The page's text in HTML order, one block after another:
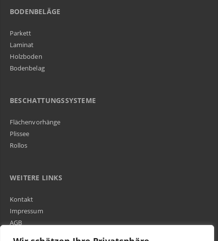
BODENBELÄGE
Parkett
Laminat
Holzboden
Bodenbelag
BESCHATTUNGSSYSTEME
Flächenvorhänge
Plissee
Rollos
WEITERE LINKS
Kontakt
Impressum
AGB